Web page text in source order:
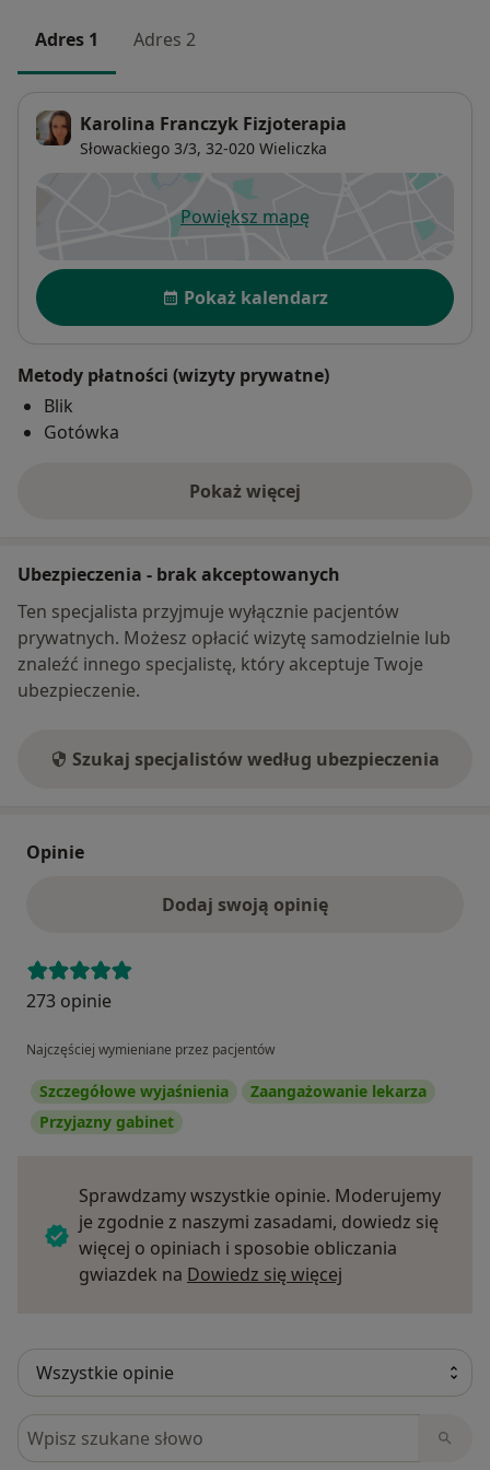
Adres 1 Adres 2
Karolina Franczyk Fizjoterapia
Słowackiego 3/3, 32-020 Wieliczka
Powiększ mapęotwiera się w nowej karcie
Dostępność
Pokaż kalendarz
Metody płatności (wizyty prywatne)
Blik
Gotówka
Pokaż więcej
o adresie
Ubezpieczenia - brak akceptowanych
Ten specjalista przyjmuje wyłącznie pacjentów
prywatnych. Możesz opłacić wizytę samodzielnie lub
znaleźć innego specjalistę, który akceptuje Twoje
ubezpieczenie.
Szukaj specjalistów według ubezpieczenia
Opinie
Dodaj swoją opinię
273 opinie
Najczęściej wymieniane przez pacjentów
Szczegółowe wyjaśnienia
Zaangażowanie lekarza
Przyjazny gabinet
Sprawdzamy wszystkie opinie. Moderujemy
je zgodnie z naszymi zasadami, dowiedz się
więcej o opiniach i sposobie obliczania
gwiazdek na Dowiedz się więcej
Szukaj w opiniach